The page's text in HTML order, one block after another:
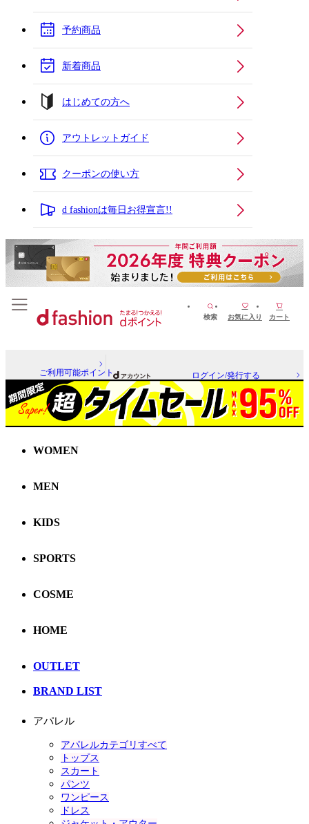
予約商品
新着商品
はじめての方へ
アウトレットガイド
クーポンの使い方
d fashionは毎日お得宣言!!
検索 お気に入り カート
ご利用可能ポイント ログイン/発行する
WOMEN
MEN
KIDS
SPORTS
COSME
HOME
OUTLET
BRAND LIST
アパレル
アパレルカテゴリすべて
トップス
スカート
パンツ
ワンピース
ドレス